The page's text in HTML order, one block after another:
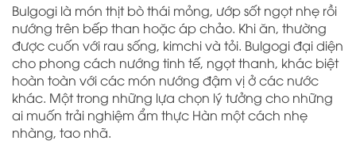
Bulgogi là món thịt bò thái mỏng, ướp sốt ngọt nhẹ rồi
nướng trên bếp than hoặc áp chảo. Khi ăn, thường
được cuốn với rau sống, kimchi và tỏi. Bulgogi đại diện
cho phong cách nướng tinh tế, ngọt thanh, khác biệt
hoàn toàn với các món nướng đậm vị ở các nước
khác. Một trong những lựa chọn lý tưởng cho những
ai muốn trải nghiệm ẩm thực Hàn một cách nhẹ
nhàng, tao nhã.